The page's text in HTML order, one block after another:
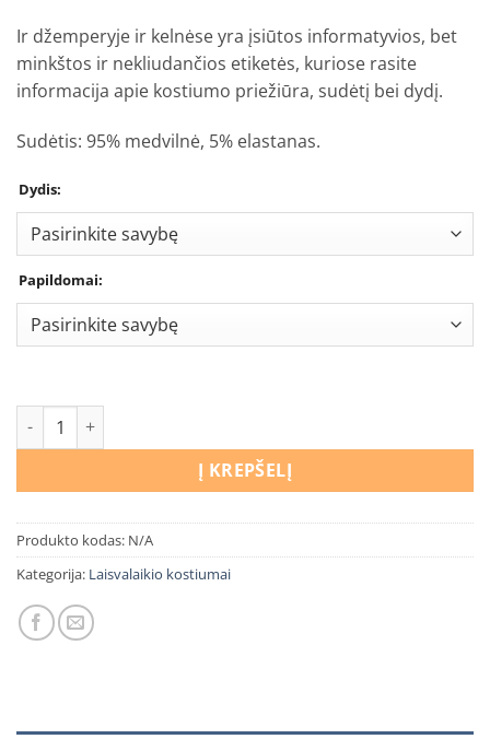
Ir džemperyje ir kelnėse yra įsiūtos informatyvios, bet
minkštos ir nekliudančios etiketės, kuriose rasite
informacija apie kostiumo priežiūra, sudėtį bei dydį.
Sudėtis: 95% medvilnė, 5% elastanas.
Dydis:
Papildomai:
produkto kiekis: Laisvalaikio kostiumas Minecraft
Į KREPŠELĮ
Produkto kodas: N/A
Kategorija: Laisvalaikio kostiumai